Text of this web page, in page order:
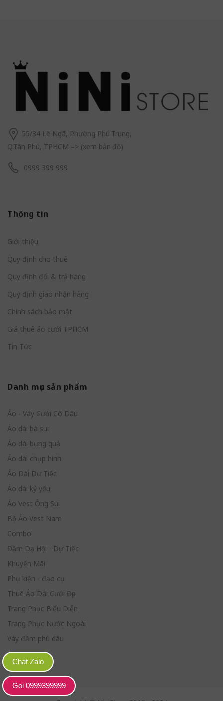
55/34 Lê Ngã, Phường Phú Trung,
Q.Tân Phú, TPHCM => (xem bản đồ)
0999 399 999
Thông tin
Giới thiệu
Quy định cho thuê
Quy định đổi & trả hàng
Quy định giao nhận hàng
Chính sách bảo mật
Giá thuê áo cưới TPHCM
Tin Tức
Danh mục sản phẩm
Áo - Váy Cưới Cô Dâu
Áo dài bà sui
Áo dài bưng quả
Áo dài chụp hình
Áo Dài Dự Tiệc
Áo dài kỷ yếu
Áo Vest Ông Sui
Bộ Áo Vest Nam
Combo
Đầm Dạ Hội - Dự Tiệc
Khuyến Mãi
Phụ kiện - đạo cụ
Thuê Áo Dài Cưới Đẹp
Trang Phục Biểu Diễn
Trang Phục Nước Ngoài
Váy đầm phù dâu
Chat Zalo
Gọi 0999399999